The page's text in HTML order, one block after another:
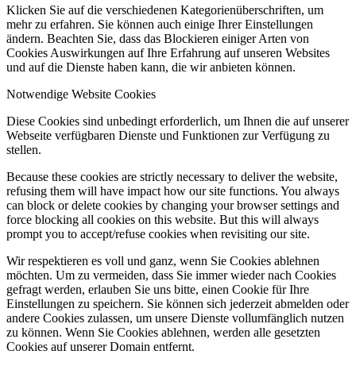
Klicken Sie auf die verschiedenen Kategorienüberschriften, um
mehr zu erfahren. Sie können auch einige Ihrer Einstellungen
ändern. Beachten Sie, dass das Blockieren einiger Arten von
Cookies Auswirkungen auf Ihre Erfahrung auf unseren Websites
und auf die Dienste haben kann, die wir anbieten können.
Notwendige Website Cookies
Diese Cookies sind unbedingt erforderlich, um Ihnen die auf unserer
Webseite verfügbaren Dienste und Funktionen zur Verfügung zu
stellen.
Because these cookies are strictly necessary to deliver the website,
refusing them will have impact how our site functions. You always
can block or delete cookies by changing your browser settings and
force blocking all cookies on this website. But this will always
prompt you to accept/refuse cookies when revisiting our site.
Wir respektieren es voll und ganz, wenn Sie Cookies ablehnen
möchten. Um zu vermeiden, dass Sie immer wieder nach Cookies
gefragt werden, erlauben Sie uns bitte, einen Cookie für Ihre
Einstellungen zu speichern. Sie können sich jederzeit abmelden oder
andere Cookies zulassen, um unsere Dienste vollumfänglich nutzen
zu können. Wenn Sie Cookies ablehnen, werden alle gesetzten
Cookies auf unserer Domain entfernt.